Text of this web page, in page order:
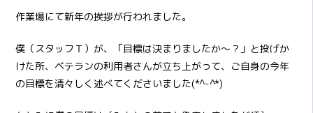
作業場にて新年の挨拶が行われました。
僕（スタッフＴ）が、「目標は決まりましたか～？」と投げか
けた所、ベテランの利用者さんが立ち上がって、ご自身の今年
の目標を清々しく述べてくださいました(*^-^*)